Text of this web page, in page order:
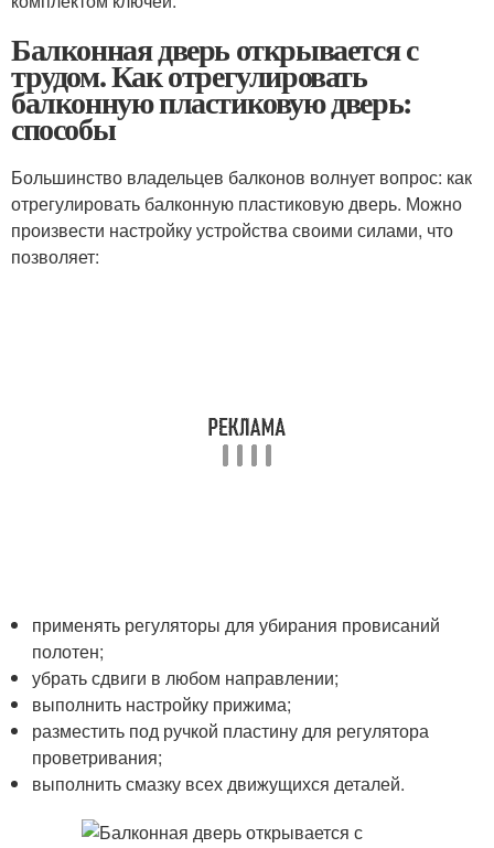
Балконная дверь открывается с
трудом. Как отрегулировать
балконную пластиковую дверь:
способы
Большинство владельцев балконов волнует вопрос: как
отрегулировать балконную пластиковую дверь. Можно
произвести настройку устройства своими силами, что
позволяет:
применять регуляторы для убирания провисаний
полотен;
убрать сдвиги в любом направлении;
выполнить настройку прижима;
разместить под ручкой пластину для регулятора
проветривания;
выполнить смазку всех движущихся деталей.